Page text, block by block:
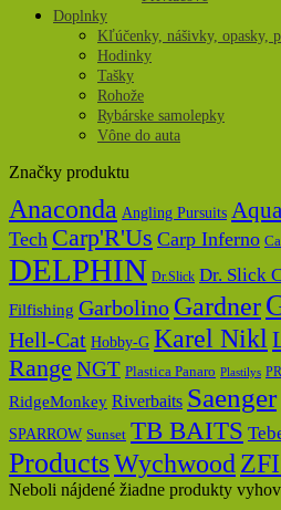
Doplnky
Kľúčenky, nášivky, opasky,
Hodinky
Tašky
Rohože
Rybárske samolepky
Vône do auta
Značky produktu
Anaconda Angling Pursuits
Tech Carp'R'Us Carp Inferno
DELPHIN Dr.Slick Dr. Slick
Filfishing Garbolino Gardner
Hell-Cat Hobby-G Karel Nikl
Range NGT Plastica Panaro Plastilys
RidgeMonkey Riverbaits Saenger
SPARROW Sunset TB BAITS
ProductsWychwood
Neboli nájdené žiadne produkty